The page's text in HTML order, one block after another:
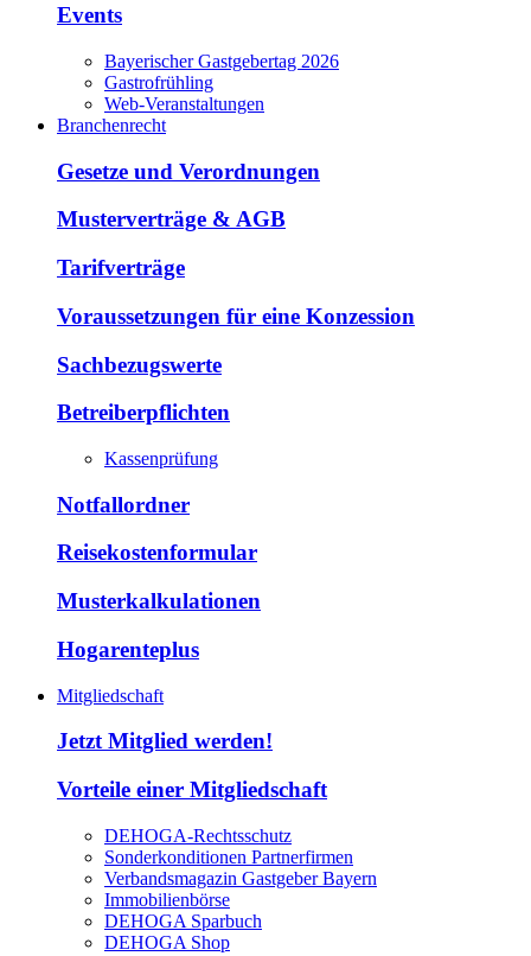
Events
Bayerischer Gastgebertag 2026
Gastrofrühling
Web-Veranstaltungen
Branchenrecht
Gesetze und Verordnungen
Musterverträge & AGB
Tarifverträge
Voraussetzungen für eine Konzession
Sachbezugswerte
Betreiberpflichten
Kassenprüfung
Notfallordner
Reisekostenformular
Musterkalkulationen
Hogarenteplus
Mitgliedschaft
Jetzt Mitglied werden!
Vorteile einer Mitgliedschaft
DEHOGA-Rechtsschutz
Sonderkonditionen Partnerfirmen
Verbandsmagazin Gastgeber Bayern
Immobilienbörse
DEHOGA Sparbuch
DEHOGA Shop